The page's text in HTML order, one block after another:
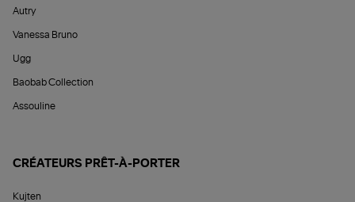
Autry
Vanessa Bruno
Ugg
Baobab Collection
Assouline
CRÉATEURS PRÊT-À-PORTER
Kujten